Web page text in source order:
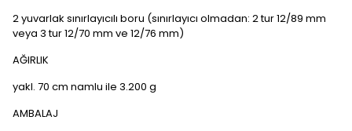
2 yuvarlak sınırlayıcılı boru (sınırlayıcı olmadan: 2 tur 12/89 mm
veya 3 tur 12/70 mm ve 12/76 mm)
AĞIRLIK
yakl. 70 cm namlu ile 3.200 g
AMBALAJ